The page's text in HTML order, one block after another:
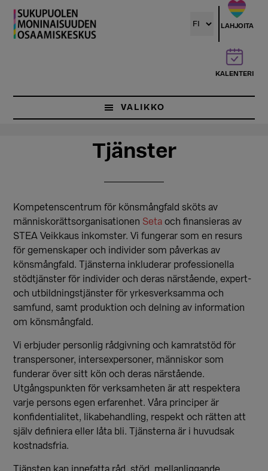
Hyppää
pääsisältöön
Hyppää
ensisijaiseen
sivupalkkiin
LAHJOITA
KALENTERI
VALIKKO
Tjänster
Kompetenscentrum för könsmångfald sköts av
människorättsorganisationen Seta och finansieras av
STEA Veikkaus inkomster. Vi fungerar som en resurs
för gemenskaper och individer som påverkas av
könsmångfald. Tjänsterna inkluderar professionella
stödtjänster för individer och deras närstående, expert-
och utbildningstjänster för yrkesverksamma och
samfund, samt produktion och delning av information
om könsmångfald.
Vi erbjuder personlig rådgivning och kamratstöd för
transpersoner, intersexpersoner, människor som
funderar över sitt kön och deras närstående.
Utgångspunkten för verksamheten är att respektera
varje persons egen erfarenhet. Våra principer är
konfidentialitet, likabehandling, respekt och rätten att
själv definiera eller låta bli. Tjänsterna är i huvudsak
kostnadsfria.